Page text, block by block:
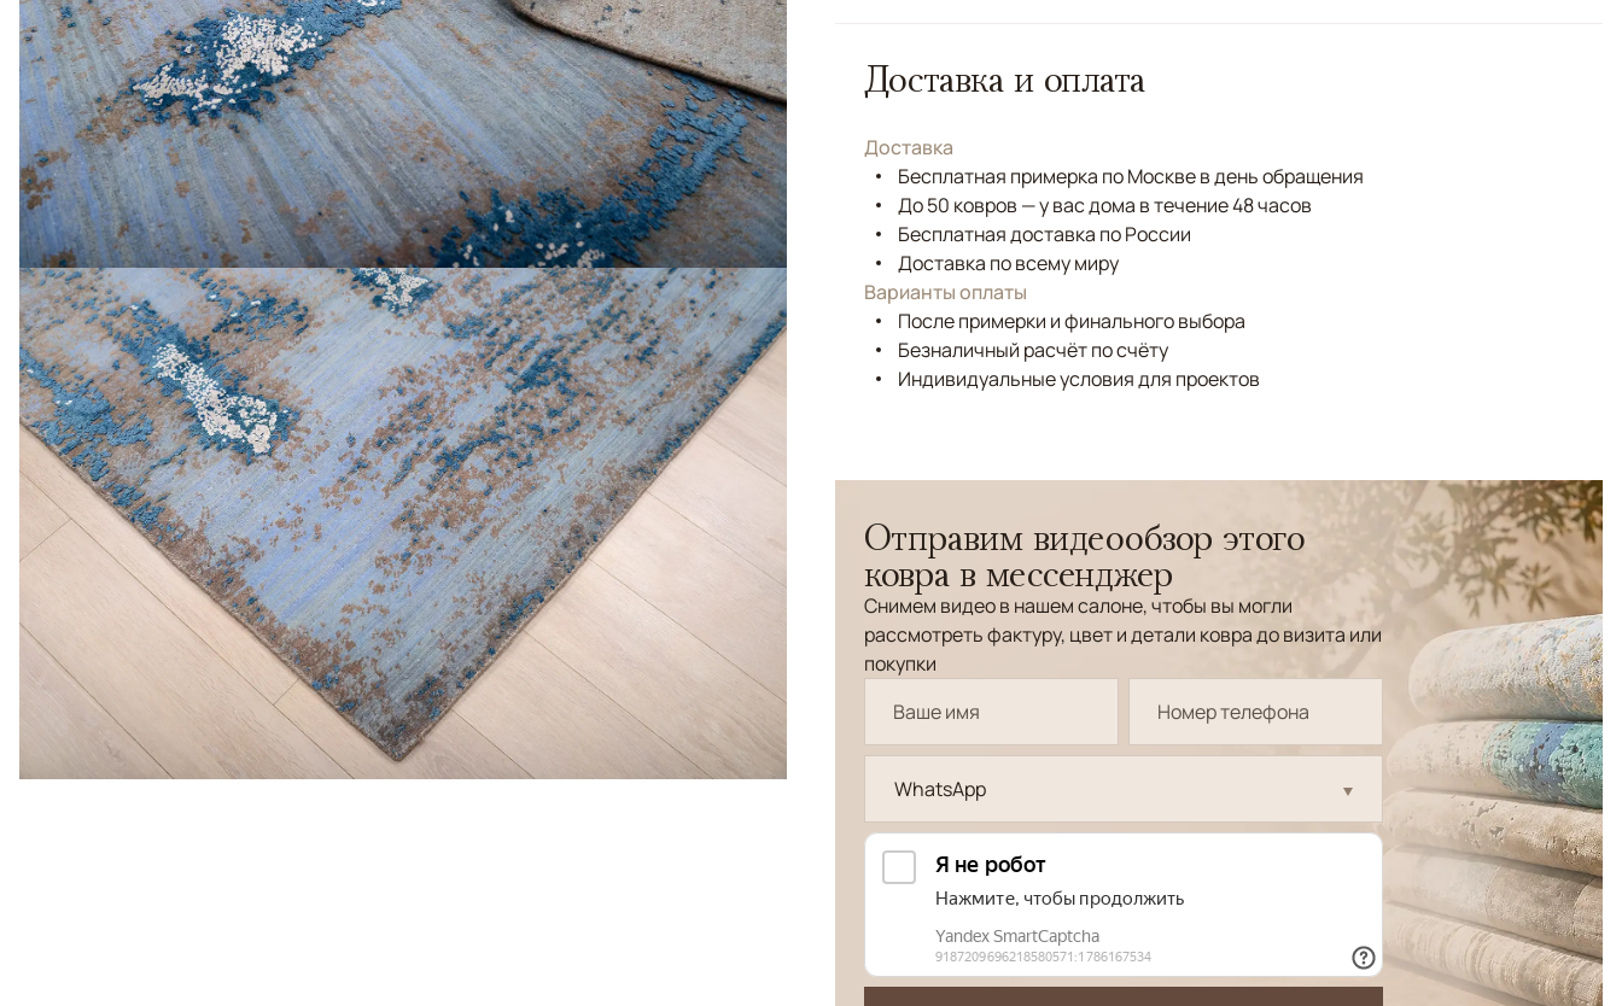
Доставка и оплата
Доставка
Бесплатная примерка по Москве в день обращения
До 50 ковров — у вас дома в течение 48 часов
Бесплатная доставка по России
Доставка по всему миру
Варианты оплаты
После примерки и финального выбора
Безналичный расчёт по счёту
Индивидуальные условия для проектов
Отправим видеообзор этого
ковра в мессенджер
Снимем видео в нашем салоне, чтобы вы могли
рассмотреть фактуру, цвет и детали ковра до визита или
покупки
WhatsApp